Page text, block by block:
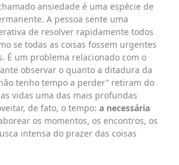
ansiedade é uma espécie de
A pessoa sente uma
de resolver rapidamente todos
se todas as coisas fossem urgentes
É um problema relacionado com o
observar o quanto a ditadura da
tenho tempo a perder” retiram do
vidas uma das mais profundas
de fato, o tempo: a necessária
os momentos, os encontros, os
intensa do prazer das coisas